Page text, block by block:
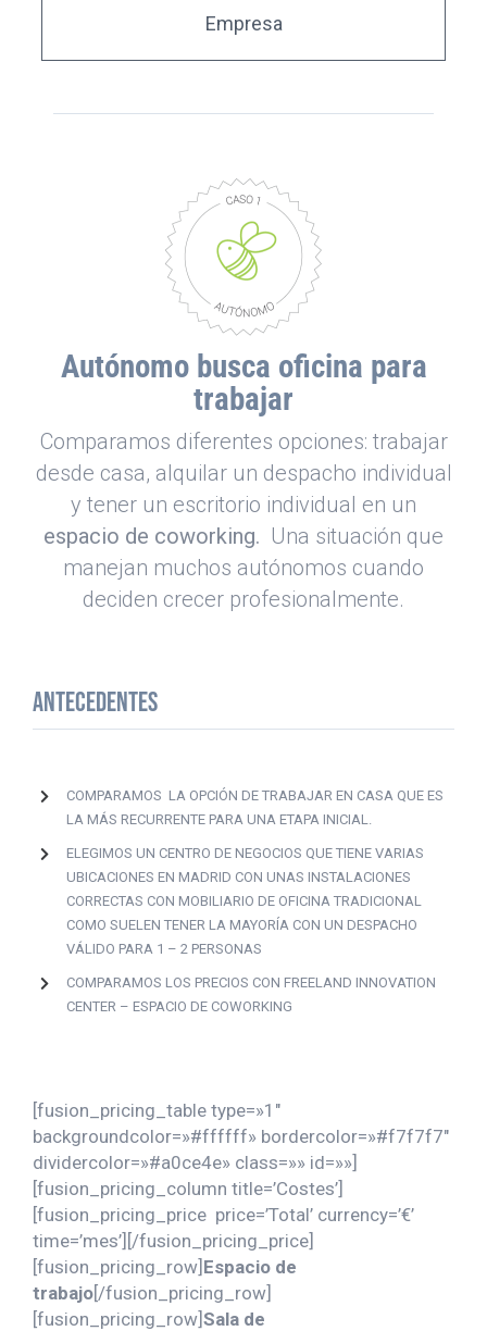
Empresa
Autónomo busca oficina para
trabajar
Comparamos diferentes opciones: trabajar
desde casa, alquilar un despacho individual
y tener un escritorio individual en un
espacio de coworking. Una situación que
manejan muchos autónomos cuando
deciden crecer profesionalmente.
ANTECEDENTES
COMPARAMOS LA OPCIÓN DE TRABAJAR EN CASA QUE ES
LA MÁS RECURRENTE PARA UNA ETAPA INICIAL.
ELEGIMOS UN CENTRO DE NEGOCIOS QUE TIENE VARIAS
UBICACIONES EN MADRID CON UNAS INSTALACIONES
CORRECTAS CON MOBILIARIO DE OFICINA TRADICIONAL
COMO SUELEN TENER LA MAYORÍA CON UN DESPACHO
VÁLIDO PARA 1 – 2 PERSONAS
COMPARAMOS LOS PRECIOS CON FREELAND INNOVATION
CENTER – ESPACIO DE COWORKING
[fusion_pricing_table type=»1″
backgroundcolor=»#ffffff» bordercolor=»#f7f7f7″
dividercolor=»#a0ce4e» class=»» id=»»]
[fusion_pricing_column title=’Costes’]
[fusion_pricing_price price=’Total’ currency=’€’
time=’mes’][/fusion_pricing_price]
[fusion_pricing_row] Espacio de
trabajo[/fusion_pricing_row]
[fusion_pricing_row]Sala de